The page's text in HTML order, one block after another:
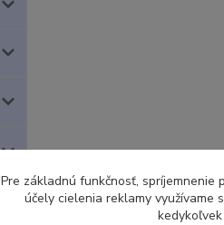
Pre základnú funkčnosť,
účely cielenia reklamy využívame